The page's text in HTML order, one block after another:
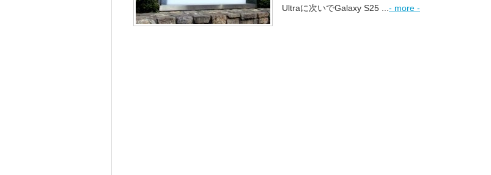
Ultraに次いでGalaxy S25 ... - more -